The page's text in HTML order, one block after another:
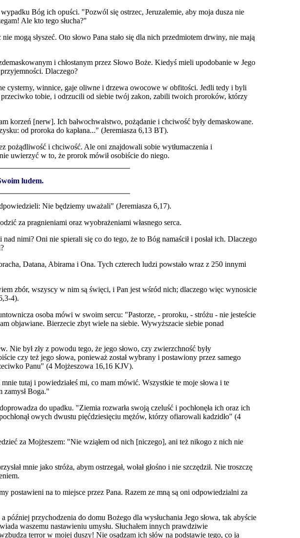
Bóg ich opuści. "Pozwól się ostrzec, Jeruzalemie, aby moja dusza nie
Ale kto tego słucha?"
mogą słyszeć. Oto słowo Pana stało się dla nich przedmiotem drwiny, nie mają
i chłostanym przez Słowo Boże. Kiedyś mieli upodobanie w Jego
Dlaczego?
cysterny, winnice, gaje oliwne i drzewa owocowe w obfitości. Jedli tedy i byli
tobie, i odrzucili od siebie twój zakon, zabili twoich proroków, którzy
korzeń [nerw]. Ich bałwochwalstwo, pożądanie i chciwość były demaskowane.
od proroka do kapłana..." (Jeremiasza 6,13 BT).
pożądliwość i chciwość. Ale oni znajdowali sobie wytłumaczenia i
uwierzyć w to, że prorok mówił osobiście do niego.
ludem.
Nie będziemy uważali" (Jeremiasza 6,17).
za pragnieniami oraz wyobrażeniami własnego serca.
nimi? Oni nie spierali się co do tego, że to Bóg namaścił i posłał ich. Dlaczego
Datana, Abirama i Ona. Tych czterech ludzi powstało wraz z 250 innymi
zbór, wszyscy w nim są święci, i Pan jest wśród nich; dlaczego więc wynosicie
4).
osoba mówi w swoim sercu: "Pastorze, - proroku, - stróżu - nie jesteście
objawiane. Bierzecie zbyt wiele na siebie. Wywyższacie siebie ponad
Nie był zły z powodu tego, że jego słowo, czy zwierzchność były
czy też jego słowa, ponieważ został wybrany i postawiony przez samego
Panu" (4 Mojżeszowa 16,16 KJV).
tutaj i powiedziałeś mi, co mam mówić. Wszystkie te moje słowa i te
zamysł Boga."
do upadku. "Ziemia rozwarła swoją czeluść i pochłonęła ich oraz ich
owych dwustu pięćdziesięciu mężów, którzy ofiarowali kadzidło" (4
za Mojżeszem: "Nie wziąłem od nich [niczego], ani też nikogo z nich nie
mnie jako stróża, abym ostrzegał, wołał głośno i nie szczędził. Nie troszczę
postawieni na to miejsce przez Pana. Razem ze mną są oni odpowiedzialni za
przychodzenia do domu Bożego dla wysłuchania Jego słowa, tak abyście
waszemu nastawieniu umysłu. Słuchałem innych prawdziwie
terror w mojej duszy! Nie osądzam ich słów na podstawie tego, co ja